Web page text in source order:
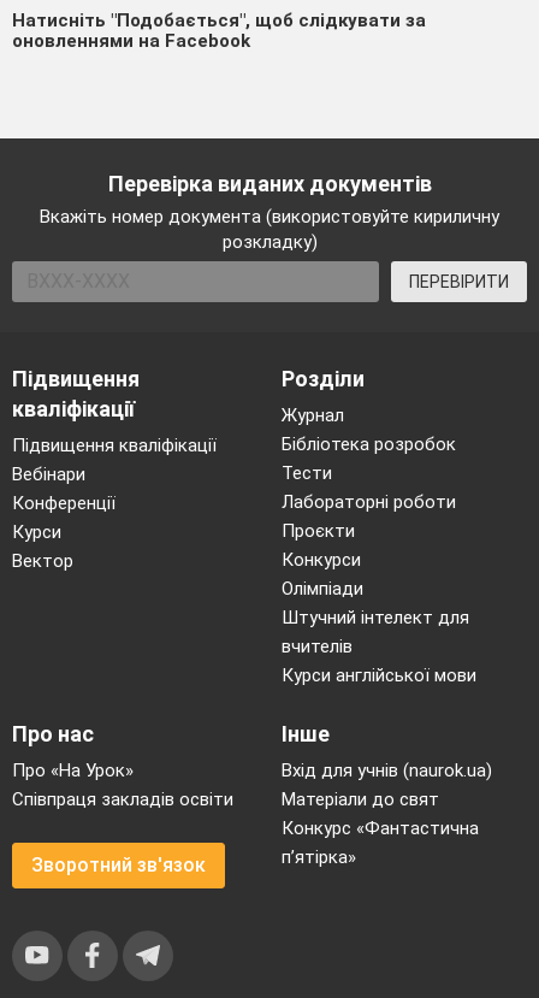
Натисніть "Подобається", щоб слідкувати за
оновленнями на Facebook
Перевірка виданих документів
Вкажіть номер документа (використовуйте кириличну
розкладку)
ПЕРЕВІРИТИ
Підвищення
кваліфікації
Підвищення кваліфікації
Вебінари
Конференції
Курси
Вектор
Розділи
Журнал
Бібліотека розробок
Тести
Лабораторні роботи
Проєкти
Конкурси
Олімпіади
Штучний інтелект для
вчителів
Курси англійської мови
Про нас
Про «На Урок»
Співпраця закладів освіти
Зворотний зв'язок
Інше
Вхід для учнів (naurok.ua)
Матеріали до свят
Конкурс «Фантастична
п’ятірка»